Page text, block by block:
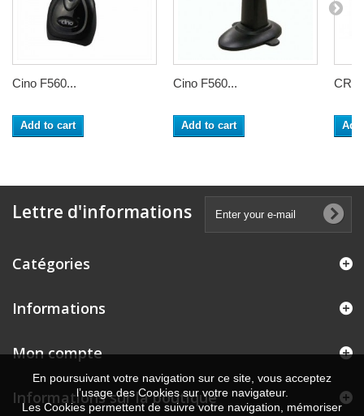
Cino F560...
Add to cart
Cino F560...
Add to cart
Lettre d'informations
Catégories
Informations
Mon compte
Informations sur la boutique
En poursuivant votre navigation sur ce site, vous acceptez
l’usage des Cookies sur votre navigateur.
Les Cookies permettent de suivre votre navigation, mémoriser